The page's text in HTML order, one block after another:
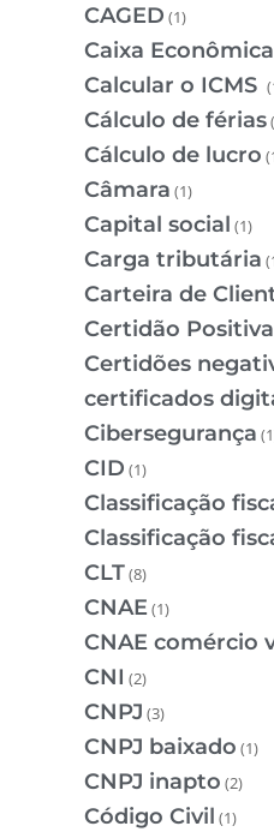
CAGED (1)
Caixa
Calcular o ICMS
Cálculo de férias
Cálculo de lucro
Câmara (1)
Capital social (1)
Carga tributária
Carteira de
Certidão Positiva
Certidões
certificados
Cibersegurança
CID (1)
Classificação
Classificação
CLT(8)
CNAE(1)
CNAE comércio
CNI (2)
CNPJ (3)
CNPJ baixado (1)
CNPJ inapto (2)
Código Civil (1)